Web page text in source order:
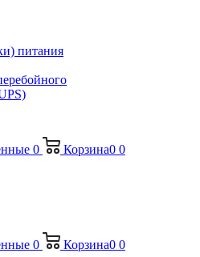
питания
0 Корзина0 0
0 Корзина0 0